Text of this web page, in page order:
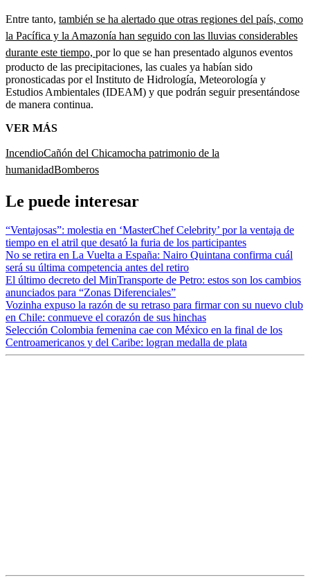
Entre tanto, también se ha alertado que otras regiones del país, como
la Pacífica y la Amazonía han seguido con las lluvias considerables
durante este tiempo, por lo que se han presentado algunos eventos
producto de las precipitaciones, las cuales ya habían sido
pronosticadas por el Instituto de Hidrología, Meteorología y
Estudios Ambientales (IDEAM) y que podrán seguir presentándose
de manera continua.
VER MÁS
IncendioCañón del Chicamocha patrimonio de la
humanidadBomberos
Le puede interesar
“Ventajosas”: molestia en ‘MasterChef Celebrity’ por la ventaja de
tiempo en el atril que desató la furia de los participantes
No se retira en La Vuelta a España: Nairo Quintana confirma cuál
será su última competencia antes del retiro
El último decreto del MinTransporte de Petro: estos son los cambios
anunciados para “Zonas Diferenciales”
Vozinha expuso la razón de su retraso para firmar con su nuevo club
en Chile: conmueve el corazón de sus hinchas
Selección Colombia femenina cae con México en la final de los
Centroamericanos y del Caribe: logran medalla de plata